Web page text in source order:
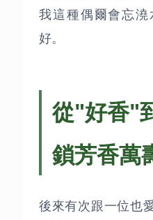
我這種偶爾會忘
好。
從"好香"
鎖芳香萬
後來有次跟一位也